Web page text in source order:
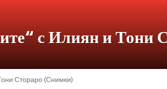
с Илиян и
Стораро (Снимки)